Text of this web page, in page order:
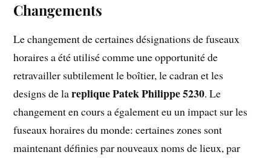
Changements
Le changement de certaines désignations de fuseaux
horaires a été utilisé comme une opportunité de
retravailler subtilement le boîtier, le cadran et les
designs de lareplique Patek Philippe 5230. Le
changement en cours a également eu un impact sur les
fuseaux horaires du monde: certaines zones sont
maintenant définies par nouveaux noms de lieux, par